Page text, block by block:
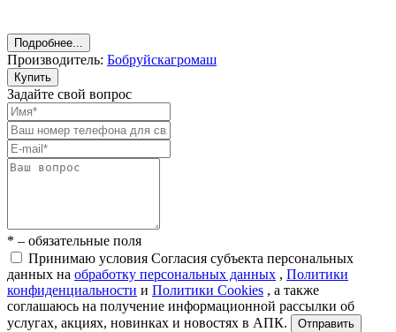
Подробнее...
Производитель: Бобруйскагромаш
Купить
Задайте свой вопрос
* – обязательные поля
Принимаю условия Согласия субъекта персональных
данных на обработку персональных данных , Политики
конфиденциальности и Политики Cookies , а также
соглашаюсь на получение информационной рассылки об
услугах, акциях, новинках и новостях в АПК.
Отправить